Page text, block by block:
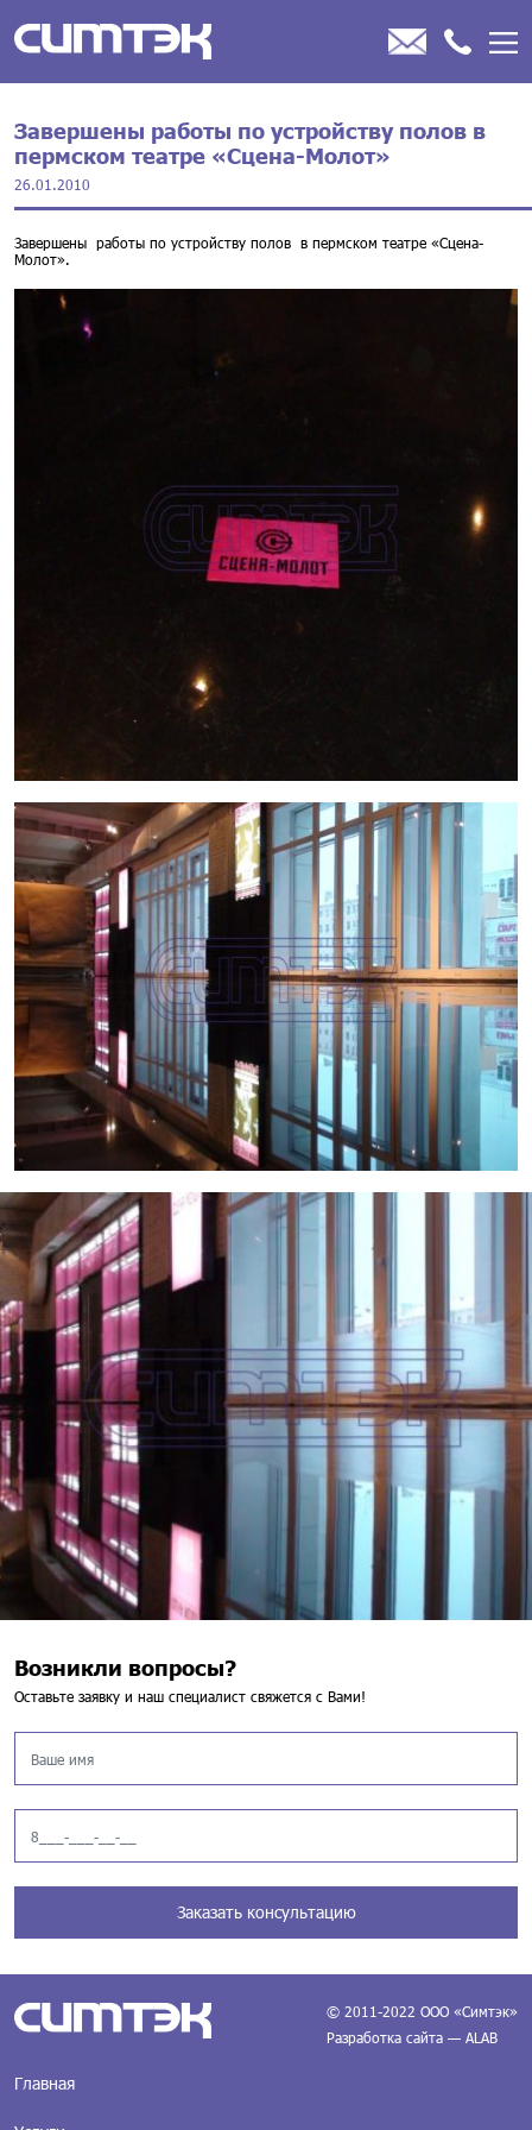
Завершены работы по устройству полов в
пермском театре «Сцена-Молот»
26.01.2010
Завершены работы по устройству полов в пермском театре «Сцена-
Молот».
Возникли вопросы?
Оставьте заявку и наш специалист свяжется с Вами!
Заказать консультацию
© 2011-2022 ООО «Симтэк»
Разработка сайта — ALAB
Главная